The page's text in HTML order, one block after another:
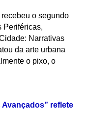
o segundo
Periféricas,
Narrativas
da arte urbana
o pixo, o
Avançados” reflete